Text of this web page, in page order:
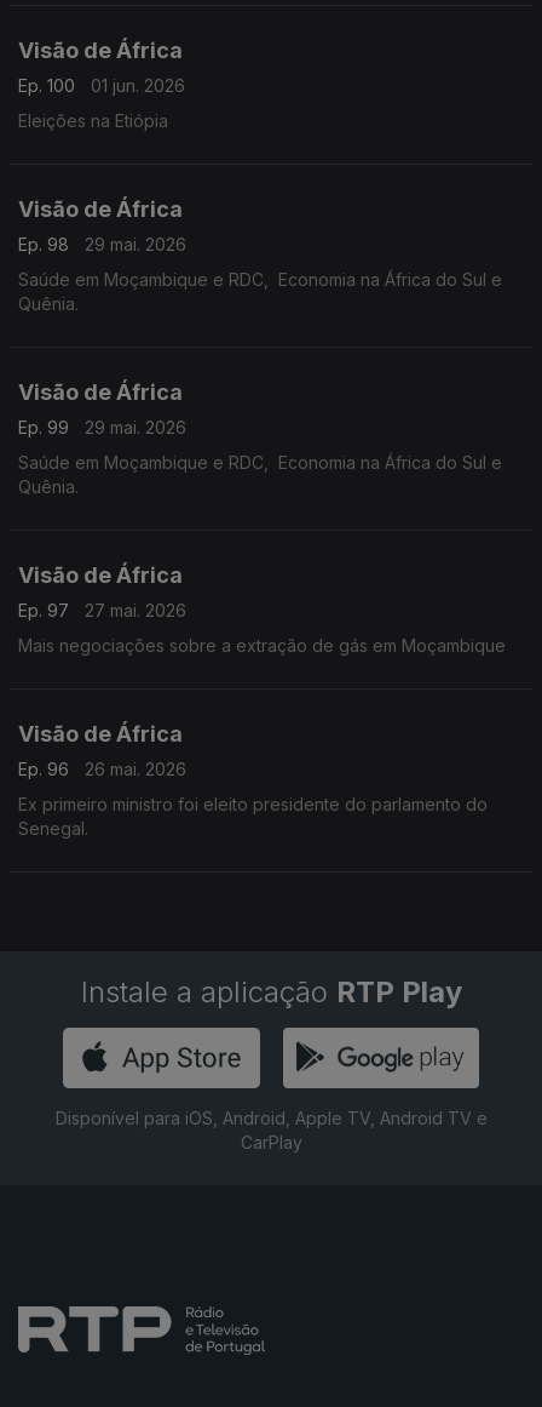
Visão de África
Ep. 100
01 jun. 2026
Eleições na Etiópia
Visão de África
Ep. 98
29 mai. 2026
Saúde em Moçambique e RDC, Economia na África do Sul e
Quênia.
Visão de África
Ep. 99
29 mai. 2026
Saúde em Moçambique e RDC, Economia na África do Sul e
Quênia.
Visão de África
Ep. 97
27 mai. 2026
Mais negociações sobre a extração de gás em Moçambique
Visão de África
Ep. 96
26 mai. 2026
Ex primeiro ministro foi eleito presidente do parlamento do
Senegal.
Instale a aplicação RTP Play
Disponível para iOS, Android, Apple TV, Android TV e
CarPlay